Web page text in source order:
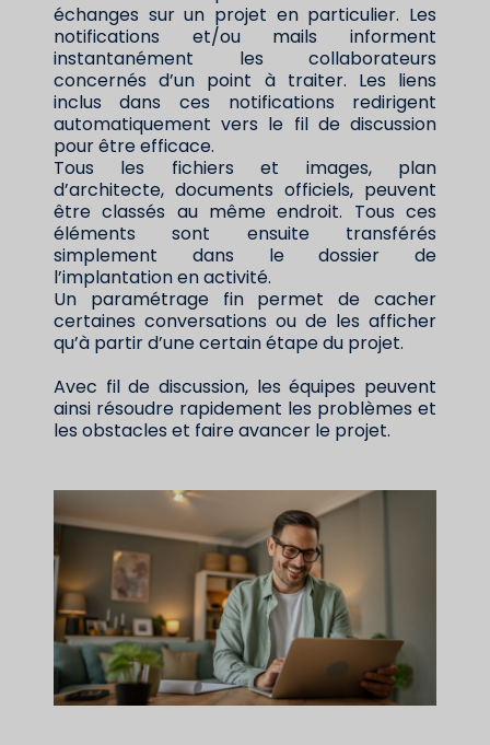
échanges sur un projet en particulier. Les
notifications et/ou mails informent
instantanément les collaborateurs
concernés d’un point à traiter. Les liens
inclus dans ces notifications redirigent
automatiquement vers le fil de discussion
pour être efficace.
Tous les fichiers et images, plan
d’architecte, documents officiels, peuvent
être classés au même endroit. Tous ces
éléments sont ensuite transférés
simplement dans le dossier de
l’implantation en activité.
Un paramétrage fin permet de cacher
certaines conversations ou de les afficher
qu’à partir d’une certain étape du projet.
Avec fil de discussion, les équipes peuvent
ainsi résoudre rapidement les problèmes et
les obstacles et faire avancer le projet.